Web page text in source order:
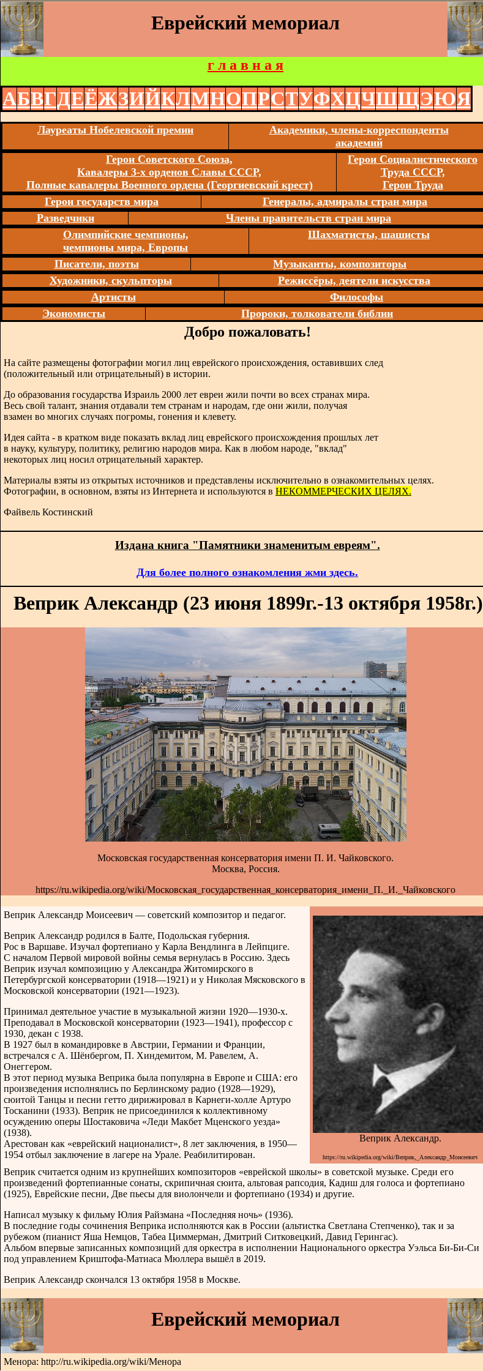
Еврейский мемориал
г л а в н а я
АБВГДЕЁЖЗИЙКЛМНОПРСТУФХЦЧШЩЭЮЯ
Лауреаты Нобелевской премии
Академики, члены-корреспонденты
академий
Герои Советского Союза,
Кавалеры 3-х орденов Славы СССР,
Полные кавалеры Военного ордена (Георгиевский крест)
Герои Социалистического
Труда СССР,
Герои Труда
Герои государств мира
Генералы, адмиралы стран мира
Разведчики
Члены правительств стран мира
Олимпийские чемпионы,
чемпионы мира, Европы
Шахматисты, шашисты
Писатели, поэты
Музыканты, композиторы
Художники, скульпторы
Режиссёры, деятели искусства
Артисты
Философы
Экономисты
Пророки, толкователи библии
Добро пожаловать!
На сайте размещены фотографии могил лиц еврейского происхождения, оставивших след
(положительный или отрицательный) в истории.
До образования государства Израиль 2000 лет евреи жили почти во всех странах мира.
Весь свой талант, знания отдавали тем странам и народам, где они жили, получая
взамен во многих случаях погромы, гонения и клевету.
Идея сайта - в кратком виде показать вклад лиц еврейского происхождения прошлых лет
в науку, культуру, политику, религию народов мира. Как в любом народе, "вклад"
некоторых лиц носил отрицательный характер.
Материалы взяты из открытых источников и представлены исключительно в ознакомительных целях.
Фотографии, в основном, взяты из Интернета и используются в НЕКОММЕРЧЕСКИХ ЦЕЛЯХ.
Файвель Костинский
Издана книга "Памятники знаменитым евреям".
Для более полного ознакомления жми здесь.
Веприк Александр (23 июня 1899г.-13 октября 1958г.)
Московская государственная консерватория имени П. И. Чайковского.
Москва, Россия.
https://ru.wikipedia.org/wiki/Московская_государственная_консерватория_имени_П._И._Чайковского
Веприк Александр Моисеевич — советский композитор и педагог.
Веприк Александр родился в Балте, Подольская губерния.
Рос в Варшаве. Изучал фортепиано у Карла Вендлинга в Лейпциге.
С началом Первой мировой войны семья вернулась в Россию. Здесь
Веприк изучал композицию у Александра Житомирского в
Петербургской консерватории (1918—1921) и у Николая Мясковского в
Московской консерватории (1921—1923).
Принимал деятельное участие в музыкальной жизни 1920—1930-х.
Преподавал в Московской консерватории (1923—1941), профессор с
1930, декан с 1938.
В 1927 был в командировке в Австрии, Германии и Франции,
встречался с А. Шёнбергом, П. Хиндемитом, М. Равелем, А.
Онеггером.
В этот период музыка Веприка была популярна в Европе и США: его
произведения исполнялись по Берлинскому радио (1928—1929),
сюитой Танцы и песни гетто дирижировал в Карнеги-холле Артуро
Тосканини (1933). Веприк не присоединился к коллективному
осуждению оперы Шостаковича «Леди Макбет Мценского уезда»
(1938).
Арестован как «еврейский националист», 8 лет заключения, в 1950—
1954 отбыл заключение в лагере на Урале. Реабилитирован.
Веприк Александр.
https://ru.wikipedia.org/wiki/Веприк,_Александр_Моисеевич
Веприк считается одним из крупнейших композиторов «еврейской школы» в советской музыке. Среди его
произведений фортепианные сонаты, скрипичная сюита, альтовая рапсодия, Кадиш для голоса и фортепиано
(1925), Еврейские песни, Две пьесы для виолончели и фортепиано (1934) и другие.
Написал музыку к фильму Юлия Райзмана «Последняя ночь» (1936).
В последние годы сочинения Веприка исполняются как в России (альтистка Светлана Степченко), так и за
рубежом (пианист Яша Немцов, Табеа Циммерман, Дмитрий Ситковецкий, Давид Герингас).
Альбом впервые записанных композиций для оркестра в исполнении Национального оркестра Уэльса Би-Би-Си
под управлением Криштофа-Матиаса Мюллера вышёл в 2019.
Веприк Александр скончался 13 октября 1958 в Москве.
Еврейский мемориал
Менора: http://ru.wikipedia.org/wiki/Менора